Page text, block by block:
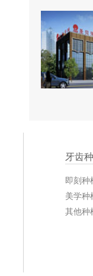
牙齿
即刻种
美学种
其他种